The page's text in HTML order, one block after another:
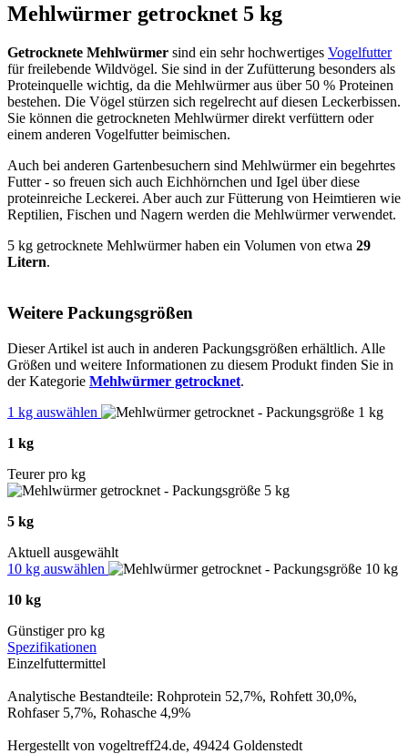
Mehlwürmer getrocknet 5 kg
Getrocknete Mehlwürmer sind ein sehr hochwertiges Vogelfutter
für freilebende Wildvögel. Sie sind in der Zufütterung besonders als
Proteinquelle wichtig, da die Mehlwürmer aus über 50 % Proteinen
bestehen. Die Vögel stürzen sich regelrecht auf diesen Leckerbissen.
Sie können die getrockneten Mehlwürmer direkt verfüttern oder
einem anderen Vogelfutter beimischen.
Auch bei anderen Gartenbesuchern sind Mehlwürmer ein begehrtes
Futter - so freuen sich auch Eichhörnchen und Igel über diese
proteinreiche Leckerei. Aber auch zur Fütterung von Heimtieren wie
Reptilien, Fischen und Nagern werden die Mehlwürmer verwendet.
5 kg getrocknete Mehlwürmer haben ein Volumen von etwa 29
Litern.
Weitere Packungsgrößen
Dieser Artikel ist auch in anderen Packungsgrößen erhältlich. Alle
Größen und weitere Informationen zu diesem Produkt finden Sie in
der Kategorie Mehlwürmer getrocknet.
1 kg auswählen
1 kg
Teurer pro kg
5 kg
Aktuell ausgewählt
10 kg auswählen
10 kg
Günstiger pro kg
Spezifikationen
Einzelfuttermittel
Analytische Bestandteile: Rohprotein 52,7%, Rohfett 30,0%,
Rohfaser 5,7%, Rohasche 4,9%
Hergestellt von vogeltreff24.de, 49424 Goldenstedt